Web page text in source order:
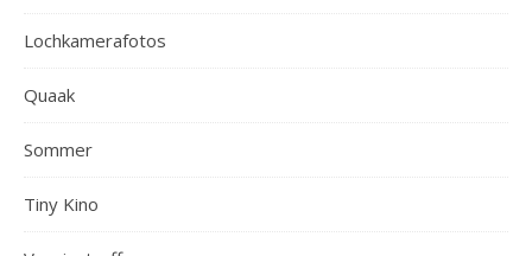
Lochkamerafotos
Quaak
Sommer
Tiny Kino